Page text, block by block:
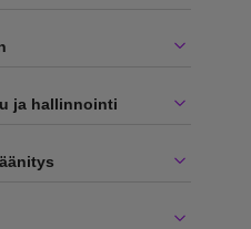
ja hallinnointi